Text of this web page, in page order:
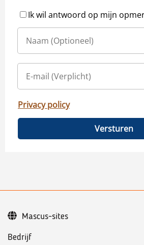
Ik wil antwoord op mijn
Privacy policy
Versturen
Bedrijf
Mascus-sites